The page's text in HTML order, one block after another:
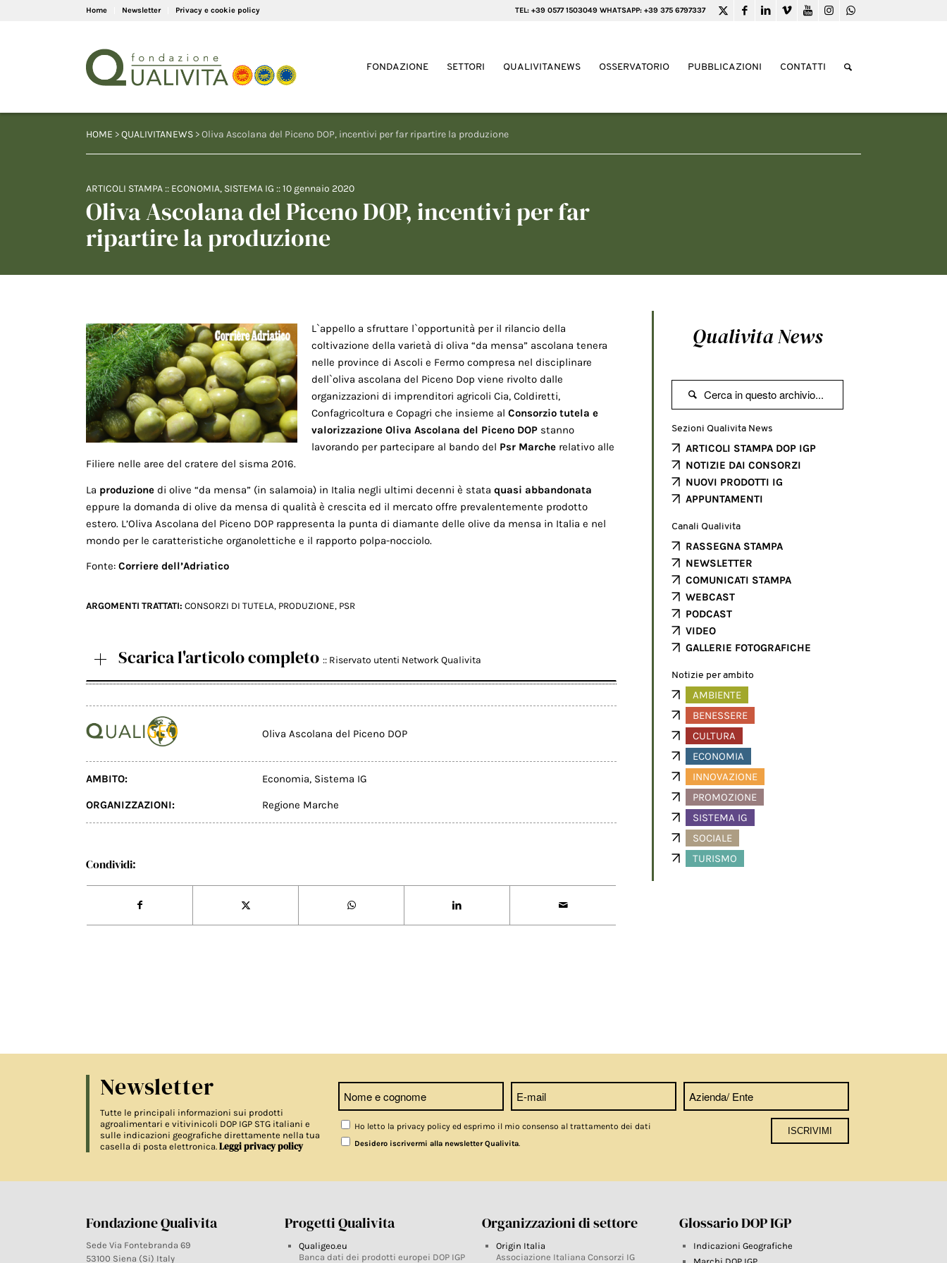
Home Newsletter Privacy e cookie policy TEL: +39 0577 1503049 WHATSAPP: +39 375 6797337
FONDAZIONE SETTORI QUALIVITANEWS OSSERVATORIO PUBBLICAZIONI CONTATTI
HOME >QUALIVITANEWS > Oliva Ascolana del Piceno DOP, incentivi per far ripartire la produzione
ARTICOLI STAMPA :: ECONOMIA, SISTEMA IG ::10 gennaio 2020
Oliva Ascolana del Piceno DOP, incentivi per far
ripartire la produzione
L`appello a sfruttare l`opportunità per il rilancio della
coltivazione della varietà di oliva “da mensa” ascolana tenera
nelle province di Ascoli e Fermo compresa nel disciplinare
dell`oliva ascolana del Piceno Dop viene rivolto dalle
organizzazioni di imprenditori agricoli Cia, Coldiretti,
Confagricoltura e Copagri che insieme al Consorzio tutela e
valorizzazione Oliva Ascolana del Piceno DOP stanno
lavorando per partecipare al bando del Psr Marche relativo alle
Filiere nelle aree del cratere del sisma 2016.
La produzione di olive “da mensa” (in salamoia) in Italia negli ultimi decenni è stata quasi abbandonata
eppure la domanda di olive da mensa di qualità è crescita ed il mercato offre prevalentemente prodotto
estero. L’Oliva Ascolana del Piceno DOP rappresenta la punta di diamante delle olive da mensa in Italia e nel
mondo per le caratteristiche organolettiche e il rapporto polpa-nocciolo.
Fonte: Corriere dell’Adriatico
ARGOMENTI TRATTATI: CONSORZI DI TUTELA, PRODUZIONE, PSR
Scarica l'articolo completo :: Riservato utenti Network Qualivita
Oliva Ascolana del Piceno DOP
AMBITO: Economia, Sistema IG
ORGANIZZAZIONI: Regione Marche
Condividi:
Qualivita News

Sezioni Qualivita News
ARTICOLI STAMPA DOP IGP
NOTIZIE DAI CONSORZI
NUOVI PRODOTTI IG
APPUNTAMENTI
Canali Qualivita
RASSEGNA STAMPA
NEWSLETTER
COMUNICATI STAMPA
WEBCAST
PODCAST
VIDEO
GALLERIE FOTOGRAFICHE
Notizie per ambito
AMBIENTE
BENESSERE
CULTURA
ECONOMIA
INNOVAZIONE
PROMOZIONE
SISTEMA IG
SOCIALE
TURISMO
Newsletter
Tutte le principali informazioni sui prodotti
agroalimentari e vitivinicoli DOP IGP STG italiani e
sulle indicazioni geografiche direttamente nella tua
casella di posta elettronica. Leggi privacy policy
Ho letto la privacy policy ed esprimo il mio consenso al trattamento dei dati
Desidero iscrivermi alla newsletter Qualivita
Fondazione Qualivita
Sede Via Fontebranda 69
53100 Siena (Si) Italy
Progetti Qualivita
Qualigeo.eu
Banca dati dei prodotti europei DOP IGP
Organizzazioni di settore
Origin Italia
Associazione Italiana Consorzi IG
Glossario DOP IGP
Indicazioni Geografiche